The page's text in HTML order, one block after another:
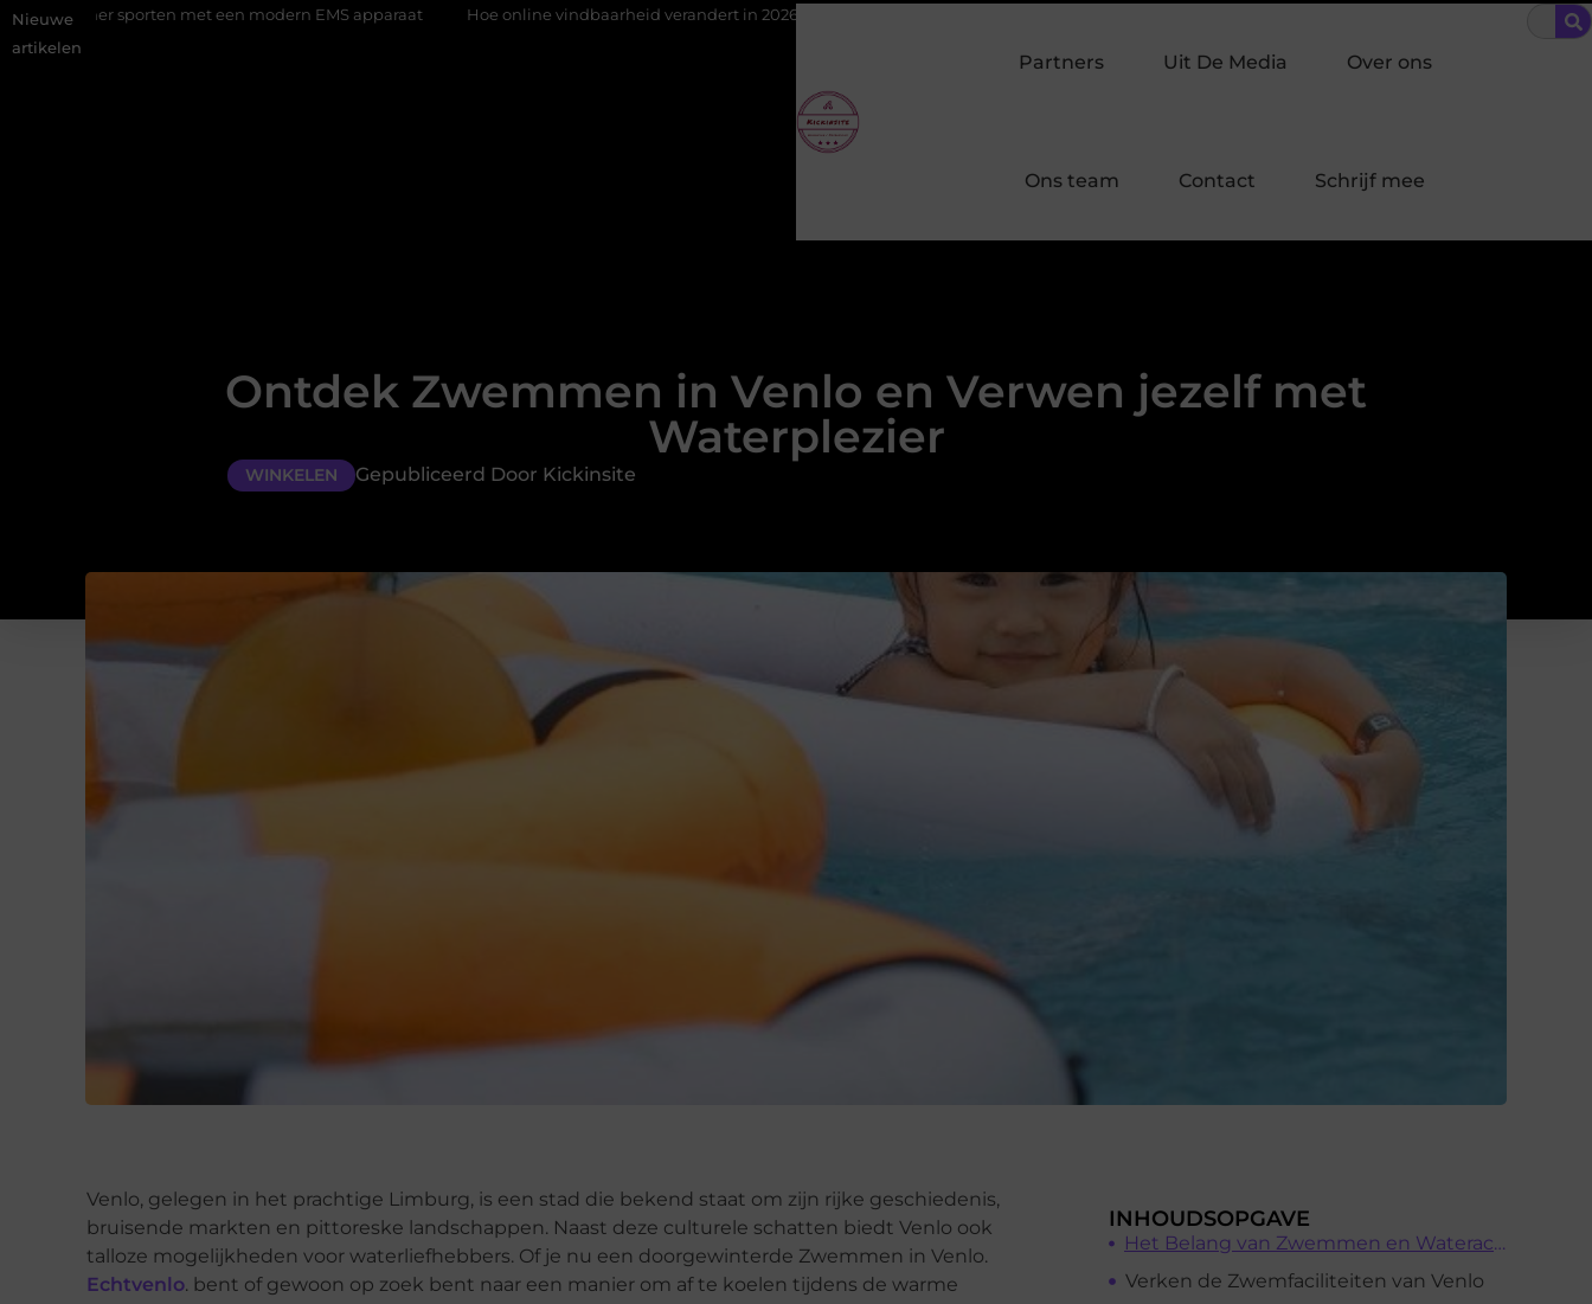
Nieuwe
artikelen
met een modern EMS apparaat Hoe online vindbaarheid verandert in 2026 Van het Oude Dorp tot de Gouden Driehoek: welke inbraakpreventie past bij jouw buurt in Laren?
Partners Uit De Media Over ons
Ons team Contact Schrijf mee
Ontdek Zwemmen in Venlo en Verwen jezelf met
Waterplezier
WINKELEN Gepubliceerd Door Kickinsite
Venlo, gelegen in het prachtige Limburg, is een stad die bekend staat om zijn rijke geschiedenis,
bruisende markten en pittoreske landschappen. Naast deze culturele schatten biedt Venlo ook
talloze mogelijkheden voor waterliefhebbers. Of je nu een doorgewinterde Zwemmen in Venlo.
Echtvenlo. bent of gewoon op zoek bent naar een manier om af te koelen tijdens de warme
INHOUDSOPGAVE
Het Belang van Zwemmen en Wateractiviteiten
Verken de Zwemfaciliteiten van Venlo